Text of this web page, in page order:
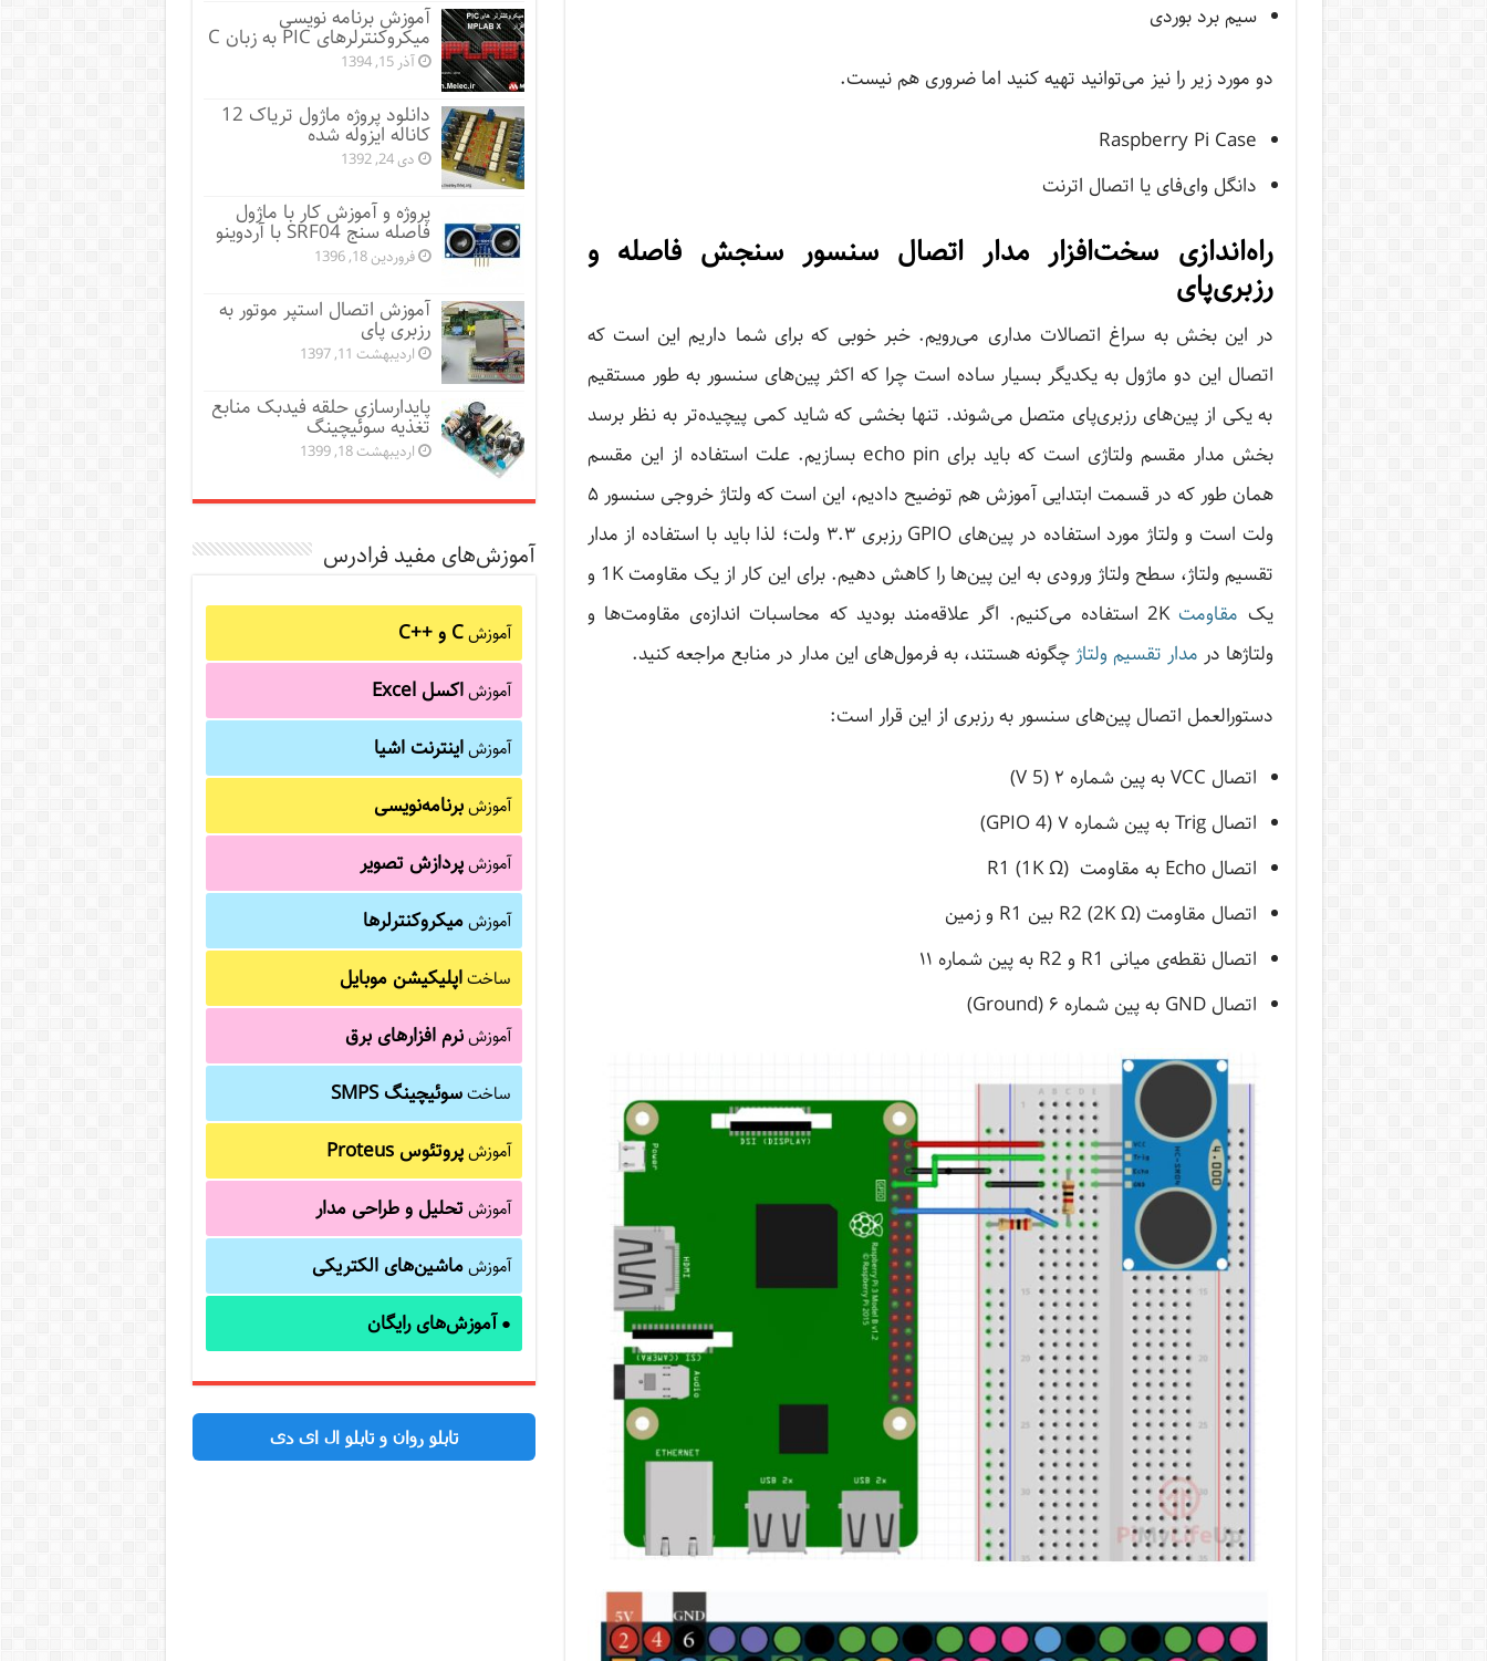
سیم برد بوردی
دو مورد زیر را نیز می‌توانید تهیه کنید اما ضروری هم نیست.
Raspberry Pi Case
دانگل وای‌فای یا اتصال اترنت
راه‌اندازی سخت‌‌افزار مدار اتصال سنسور ‌سنجش فاصله و
رزبری‌پای
در این بخش به سراغ اتصالات مداری می‌رویم. خبر خوبی که برای شما داریم این است که
اتصال این دو ماژول به یکدیگر بسیار ساده است چرا که اکثر پین‌های سنسور به طور مستقیم
به یکی از پین‌های رزبری‌پای متصل می‌شوند. تنها بخشی که شاید کمی‌ پیچیده‌تر به نظر برسد
بخش مدار مقسم ولتاژی است که باید برای echo pin بسازیم. علت استفاده از این مقسم
همان طور که در قسمت ابتدایی آموزش هم توضیح دادیم، این است که ولتاژ خروجی سنسور ۵
ولت است و ولتاژ مورد استفاده در پین‌های GPIO رزبری ۳.۳ ولت؛ لذا باید با استفاده از مدار
تقسیم ولتاژ، سطح ولتاژ ورودی به این پین‌ها را کاهش دهیم. برای این کار از یک مقاومت 1K و
یک مقاومت
2K استفاده می‌کنیم. اگر علاقه‌مند بودید که محاسبات اندازه‌ی مقاومت‌ها و
ولتاژها در مدار تقسیم ولتاژچگونه هستند، به فرمول‌های این مدار در منابع مراجعه کنید.
دستورالعمل اتصال پین‌های سنسور به رزبری از این قرار است:
اتصال VCC به پین شماره ۲ (5 V)
اتصال Trig به پین شماره ۷ (GPIO 4)
اتصال Echo به مقاومت (R1 (1K Ω
اتصال مقاومت (R2 (2K Ω بین R1 و زمین
اتصال نقطه‌ی میانی R1 و R2 به پین شماره ۱۱
اتصال GND به پین شماره ۶ (Ground)
آموزش برنامه نویسی
میکروکنترلرهای PIC به زبان C
آذر 15, 1394
دانلود پروژه ماژول تریاک 12
کاناله ایزوله شده
دی 24, 1392
پروژه و آموزش کار با ماژول
فاصله سنج SRF04 با آردوینو
فروردین 18, 1396
آموزش اتصال استپر موتور به
رزبری پای
اردیبهشت 11, 1397
پایدارسازی حلقه فیدبک منابع
تغذیه سوئیچینگ
اردیبهشت 18, 1399
آموزش‌های مفید فرادرس
آموزشC و C++‎
آموزشاکسل Excel
آموزشاینترنت اشیا
آموزشبرنامه‌نویسی
آموزشپردازش تصویر
آموزشمیکروکنترلرها
ساختاپلیکیشن موبایل
آموزشنرم افزارهای برق
ساختسوئیچینگ SMPS
آموزشپروتئوس Proteus
آموزشتحلیل و طراحی مدار
آموزشماشین‌های الکتریکی
●آموزش‌های رایگان
تابلو روان و تابلو ال ای دی